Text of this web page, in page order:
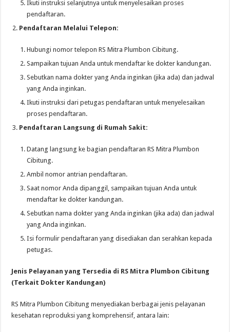
Ikuti instruksi selanjutnya untuk menyelesaikan proses
pendaftaran.
Pendaftaran Melalui Telepon:
Hubungi nomor telepon RS Mitra Plumbon Cibitung.
Sampaikan tujuan Anda untuk mendaftar ke dokter kandungan.
Sebutkan nama dokter yang Anda inginkan (jika ada) dan jadwal
yang Anda inginkan.
Ikuti instruksi dari petugas pendaftaran untuk menyelesaikan
proses pendaftaran.
Pendaftaran Langsung di Rumah Sakit:
Datang langsung ke bagian pendaftaran RS Mitra Plumbon
Cibitung.
Ambil nomor antrian pendaftaran.
Saat nomor Anda dipanggil, sampaikan tujuan Anda untuk
mendaftar ke dokter kandungan.
Sebutkan nama dokter yang Anda inginkan (jika ada) dan jadwal
yang Anda inginkan.
Isi formulir pendaftaran yang disediakan dan serahkan kepada
petugas.
Jenis Pelayanan yang Tersedia di RS Mitra Plumbon Cibitung
(Terkait Dokter Kandungan)
RS Mitra Plumbon Cibitung menyediakan berbagai jenis pelayanan
kesehatan reproduksi yang komprehensif, antara lain: